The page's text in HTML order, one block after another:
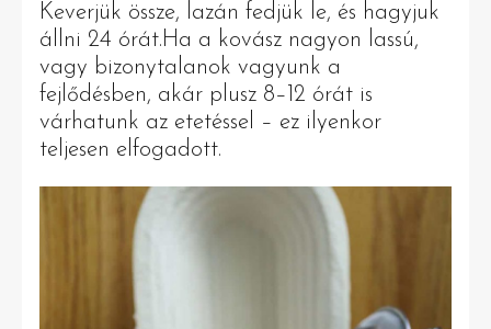
Keverjük össze, lazán fedjük le, és hagyjuk
állni 24 órát.Ha a kovász nagyon lassú,
vagy bizonytalanok vagyunk a
fejlődésben, akár plusz 8–12 órát is
várhatunk az etetéssel – ez ilyenkor
teljesen elfogadott.